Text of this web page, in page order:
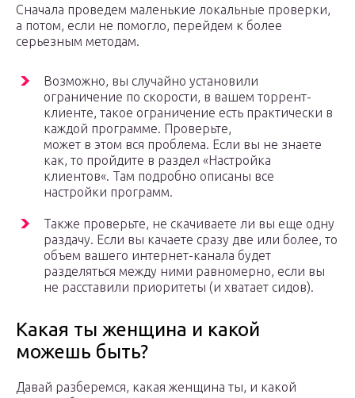
Сначала проведем маленькие локальные проверки,
а потом, если не помогло, перейдем к более
серьезным методам.
Возможно, вы случайно установили
ограничение по скорости, в вашем торрент-
клиенте, такое ограничение есть практически в
каждой программе. Проверьте,
может в этом вся проблема. Если вы не знаете
как, то пройдите в раздел «Настройка
клиентов«. Там подробно описаны все
настройки программ.
Также проверьте, не скачиваете ли вы еще одну
раздачу. Если вы качаете сразу две или более, то
объем вашего интернет-канала будет
разделяться между ними равномерно, если вы
не расставили приоритеты (и хватает сидов).
Какая ты женщина и какой
можешь быть?
Давай разберемся, какая женщина ты, и какой